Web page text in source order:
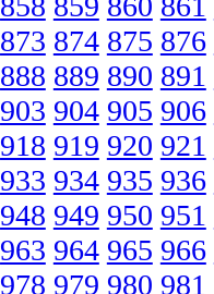
873 874 875 876
888 889 890 891
903 904 905 906
918 919 920 921
933 934 935 936
948 949 950 951
963 964 965 966
978 979 980 981